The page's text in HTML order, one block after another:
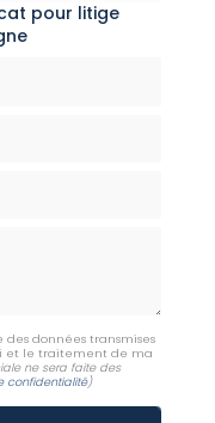
pour litige
des données transmises
et le traitement de ma
ne sera faite des
confidentialité)